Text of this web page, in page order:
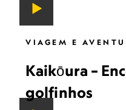
VIAGEM E
Kaikōura –
golfinhos